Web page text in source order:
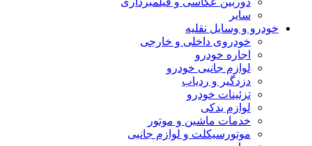
سایر
خودرو و وسایل نقلیه
خودروی داخلی و خارجی
اجاره خودرو
لوازم جانبی خودرو
دزدگیر و ردیاب
تزئینات خودرو
لوازم یدکی
خدمات ماشین و موتور
موتورسیکلت و لوازم جانبی